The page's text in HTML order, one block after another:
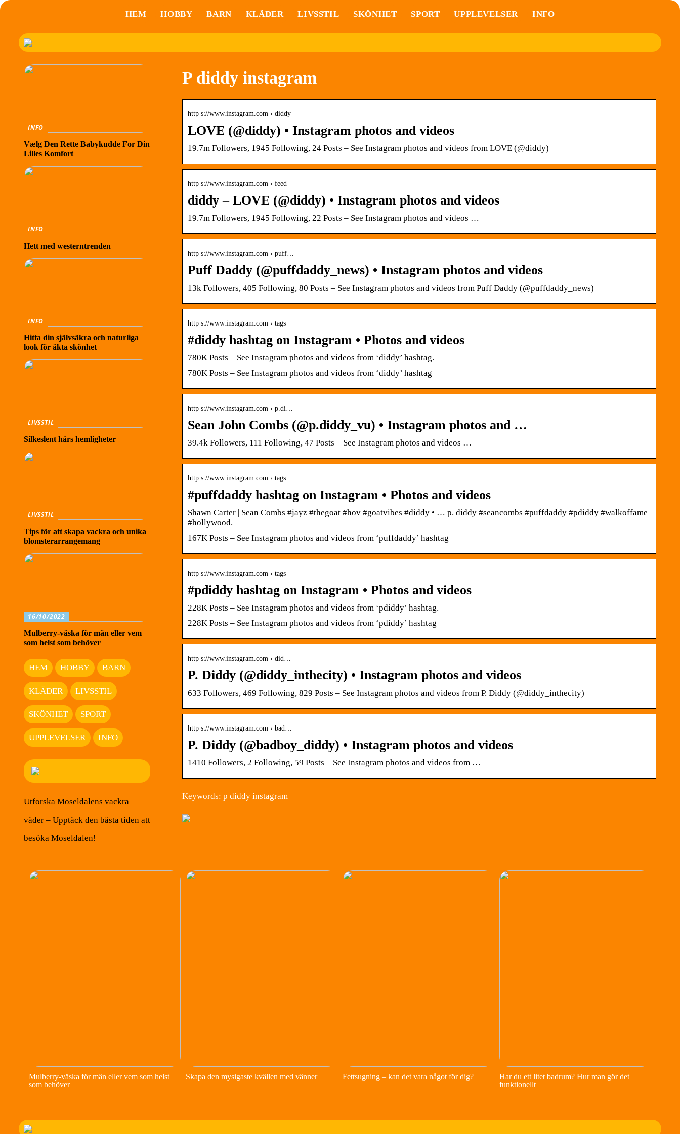
HEM HOBBY BARN KLÄDER LIVSSTIL SKÖNHET SPORT UPPLEVELSER INFO
P diddy instagram
http s://www.instagram.com › diddy
LOVE (@diddy) • Instagram photos and videos
19.7m Followers, 1945 Following, 24 Posts – See Instagram photos and videos from LOVE (@diddy)
http s://www.instagram.com › feed
diddy – LOVE (@diddy) • Instagram photos and videos
19.7m Followers, 1945 Following, 22 Posts – See Instagram photos and videos …
http s://www.instagram.com › puff…
Puff Daddy (@puffdaddy_news) • Instagram photos and videos
13k Followers, 405 Following, 80 Posts – See Instagram photos and videos from Puff Daddy (@puffdaddy_news)
http s://www.instagram.com › tags
#diddy hashtag on Instagram • Photos and videos
780K Posts – See Instagram photos and videos from ‘diddy’ hashtag.
780K Posts – See Instagram photos and videos from ‘diddy’ hashtag
http s://www.instagram.com › p.di…
Sean John Combs (@p.diddy_vu) • Instagram photos and …
39.4k Followers, 111 Following, 47 Posts – See Instagram photos and videos …
http s://www.instagram.com › tags
#puffdaddy hashtag on Instagram • Photos and videos
Shawn Carter | Sean Combs #jayz #thegoat #hov #goatvibes #diddy • … p. diddy #seancombs #puffdaddy #pdiddy #walkoffame
#hollywood.
167K Posts – See Instagram photos and videos from ‘puffdaddy’ hashtag
http s://www.instagram.com › tags
#pdiddy hashtag on Instagram • Photos and videos
228K Posts – See Instagram photos and videos from ‘pdiddy’ hashtag.
228K Posts – See Instagram photos and videos from ‘pdiddy’ hashtag
http s://www.instagram.com › did…
P. Diddy (@diddy_inthecity) • Instagram photos and videos
633 Followers, 469 Following, 829 Posts – See Instagram photos and videos from P. Diddy (@diddy_inthecity)
http s://www.instagram.com › bad…
P. Diddy (@badboy_diddy) • Instagram photos and videos
1410 Followers, 2 Following, 59 Posts – See Instagram photos and videos from …
Keywords: p diddy instagram
INFO
Vælg Den Rette Babykudde For Din
Lilles Komfort
INFO
Hett med westerntrenden
INFO
Hitta din självsäkra och naturliga
look för äkta skönhet
LIVSSTIL
Silkeslent hårs hemligheter
LIVSSTIL
Tips för att skapa vackra och unika
blomsterarrangemang
16/10/2022
Mulberry-väska för män eller vem
som helst som behöver
HEM HOBBY BARN
KLÄDER LIVSSTIL
SKÖNHET SPORT
UPPLEVELSER INFO
Utforska Moseldalens vackra
väder – Upptäck den bästa tiden att
besöka Moseldalen!
Mulberry-väska för män eller vem som helst
som behöver
Skapa den mysigaste kvällen med vänner Fettsugning – kan det vara något för dig?
Har du ett litet badrum? Hur man gör det
funktionellt